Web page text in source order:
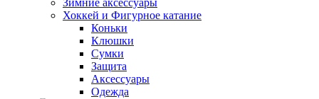
Зимние аксессуары
Хоккей и Фигурное катание
Коньки
Клюшки
Сумки
Защита
Аксессуары
Одежда